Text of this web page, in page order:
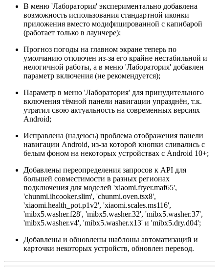
В меню 'Лаборатория' экспериментально добавлена
возможность использования стандартной иконки
приложения вместо модифицированной с капибарой
(работает только в лаунчере);
Прогноз погоды на главном экране теперь по
умолчанию отключен из-за его крайне нестабильной и
нелогичной работы, а в меню 'Лаборатория' добавлен
параметр включения (не рекомендуется);
Параметр в меню 'Лаборатория' для принудительного
включения тёмной панели навигации упразднён, т.к.
утратил свою актуальность на современных версиях
Android;
Исправлена (надеюсь) проблема отображения панели
навигации Android, из-за которой кнопки сливались с
белым фоном на некоторых устройствах с Android 10+;
Добавлены переопределения запросов к API для
большей совместимости в разных регионах
подключения для моделей 'xiaomi.fryer.maf65',
'chunmi.ihcooker.slim', 'chunmi.oven.tsx8',
'xiaomi.health_pot.p1v2', 'xiaomi.scales.ms116',
'mibx5.washer.f28', 'mibx5.washer.32', 'mibx5.washer.37',
'mibx5.washer.v4', 'mibx5.washer.x13' и 'mibx5.dry.d04';
Добавлены и обновлены шаблоны автоматизаций и
карточки некоторых устройств, обновлен перевод.